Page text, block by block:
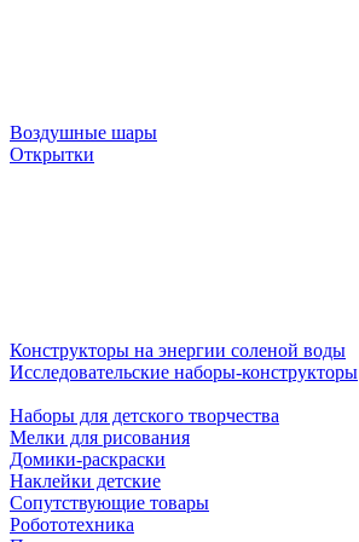
Воздушные шары
Открытки
Конструкторы на энергии соленой воды
Исследовательские наборы-конструкторы
Наборы для детского творчества
Мелки для рисования
Домики-раскраски
Наклейки детские
Сопутствующие товары
Робототехника